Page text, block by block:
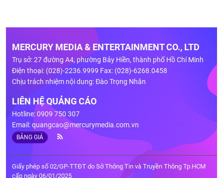
MERCURY MEDIA & ENTERTAINMENT CO., LTD
Trụ sở: 27 đường A4, phường Bảy Hiền, thành phố Hồ Chí Minh
Điện thoại: (028)-2236.9999 Fax: (028)-6268.0458
Chịu trách nhiệm nội dung: Đào Trọng Nhân
LIÊN HỆ QUẢNG CÁO
Hotline: 0909 750 307
Email:quangcao@mercurymedia.com.vn
BẢNG GIÁ
Giấy phép số 02/GP-TTĐT do Sở Thông Tin và Truyền Thông Tp.HCM
cấp ngày 06/01/2025